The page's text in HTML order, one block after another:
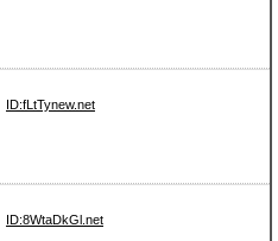
ID:fLtTynew.net
ID:8WtaDkGl.net